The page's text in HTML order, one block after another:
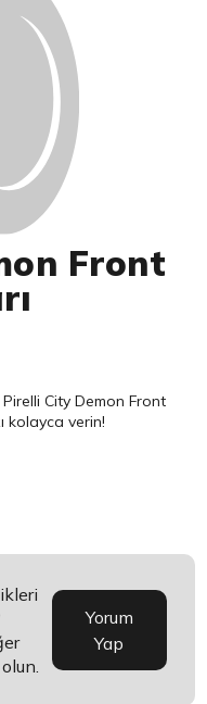
Front
Pirelli City Demon Front
kolayca verin!
Yorum
Yap